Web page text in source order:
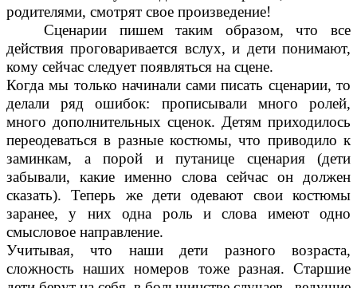
родителями, смотрят свое произведение!
Сценарии пишем таким образом, что все
действия проговаривается вслух, и дети понимают,
кому сейчас следует появляться на сцене.
Когда мы только начинали сами писать сценарии, то
делали ряд ошибок: прописывали много ролей,
много дополнительных сценок. Детям приходилось
переодеваться в разные костюмы, что приводило к
заминкам, а порой и путанице сценария (дети
забывали, какие именно слова сейчас он должен
сказать). Теперь же дети одевают свои костюмы
заранее, у них одна роль и слова имеют одно
смысловое направление.
Учитывая, что наши дети разного возраста,
сложность наших номеров тоже разная. Старшие